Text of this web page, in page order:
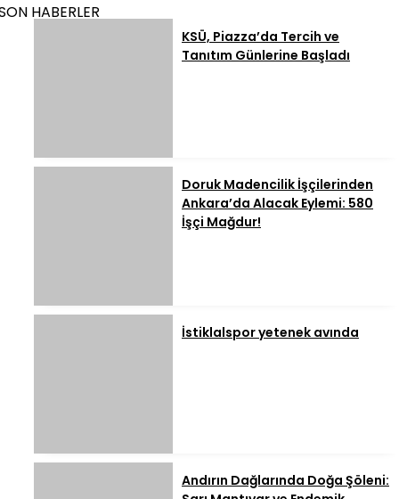
HABERLER
KSÜ, Piazza’da Tercih ve
Tanıtım Günlerine Başladı
Doruk Madencilik İşçilerinden
Ankara’da Alacak Eylemi: 580
İşçi Mağdur!
İstiklalspor yetenek avında
Andırın Dağlarında Doğa Şöleni: